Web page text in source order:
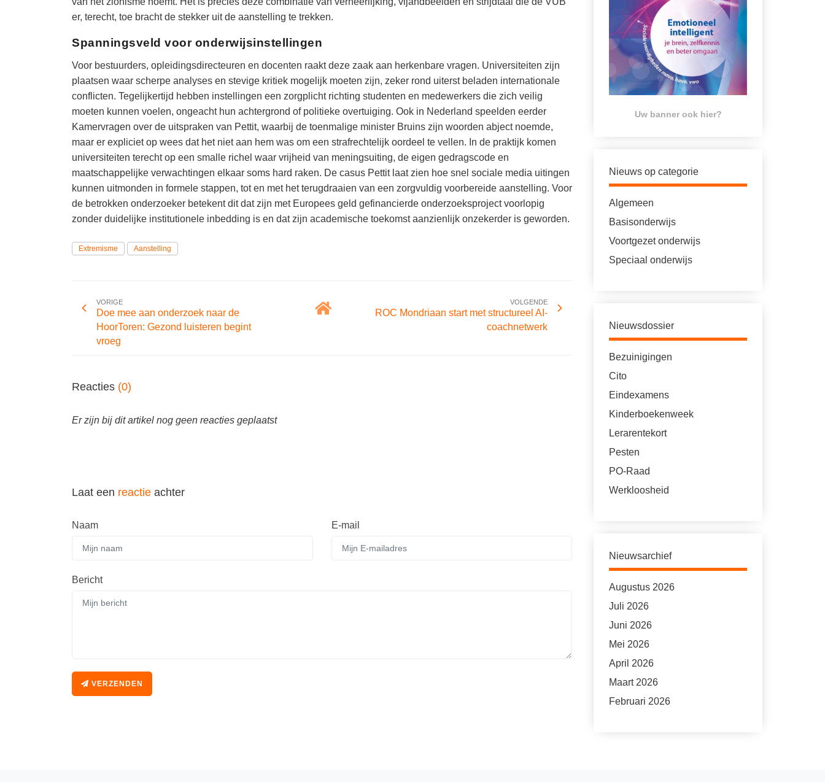
er, terecht, toe bracht de stekker uit de aanstelling te trekken.
Spanningsveld voor onderwijsinstellingen
Voor bestuurders, opleidingsdirecteuren en docenten raakt deze zaak aan herkenbare vragen. Universiteiten zijn
plaatsen waar scherpe analyses en stevige kritiek mogelijk moeten zijn, zeker rond uiterst beladen internationale
conflicten. Tegelijkertijd hebben instellingen een zorgplicht richting studenten en medewerkers die zich veilig
moeten kunnen voelen, ongeacht hun achtergrond of politieke overtuiging. Ook in Nederland speelden eerder
Kamervragen over de uitspraken van Pettit, waarbij de toenmalige minister Bruins zijn woorden abject noemde,
maar er expliciet op wees dat het niet aan hem was om een strafrechtelijk oordeel te vellen. In de praktijk komen
universiteiten terecht op een smalle richel waar vrijheid van meningsuiting, de eigen gedragscode en
maatschappelijke verwachtingen elkaar soms hard raken. De casus Pettit laat zien hoe snel sociale media uitingen
kunnen uitmonden in formele stappen, tot en met het terugdraaien van een zorgvuldig voorbereide aanstelling. Voor
de betrokken onderzoeker betekent dit dat zijn met Europees geld gefinancierde onderzoeksproject voorlopig
zonder duidelijke institutionele inbedding is en dat zijn academische toekomst aanzienlijk onzekerder is geworden.
Extremisme Aanstelling
VORIGE
Doe mee aan onderzoek naar de
HoorToren: Gezond luisteren begint
vroeg
VOLGENDE
ROC Mondriaan start met structureel AI-
coachnetwerk
Reacties (0)
Er zijn bij dit artikel nog geen reacties geplaatst
Laat een reactie achter
Naam E-mail
Bericht
VERZENDEN
Uw banner ook hier?
Nieuws op categorie
Algemeen
Basisonderwijs
Voortgezet onderwijs
Speciaal onderwijs
Nieuwsdossier
Bezuinigingen
Cito
Eindexamens
Kinderboekenweek
Lerarentekort
Pesten
PO-Raad
Werkloosheid
Nieuwsarchief
Augustus 2026
Juli 2026
Juni 2026
Mei 2026
April 2026
Maart 2026
Februari 2026